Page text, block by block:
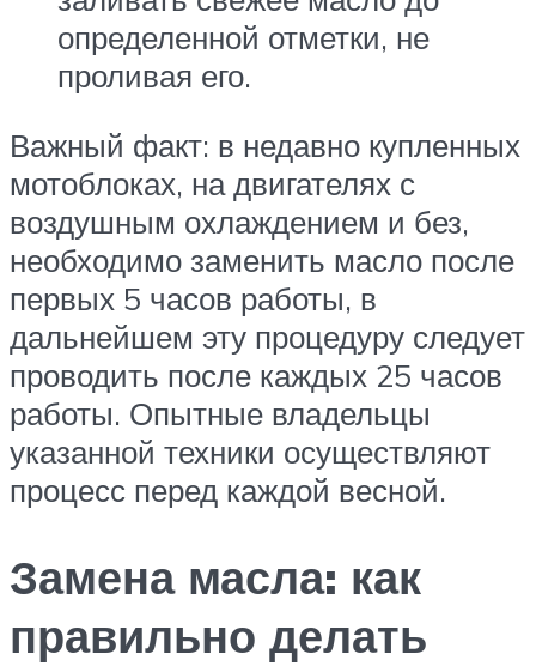
определенной отметки, не
проливая его.
Важный факт: в недавно купленных
мотоблоках, на двигателях с
воздушным охлаждением и без,
необходимо заменить масло после
первых 5 часов работы, в
дальнейшем эту процедуру следует
проводить после каждых 25 часов
работы. Опытные владельцы
указанной техники осуществляют
процесс перед каждой весной.
Замена масла: как
правильно делать